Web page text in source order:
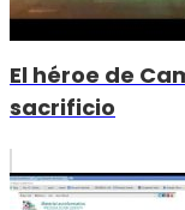
El héroe de
sacrificio